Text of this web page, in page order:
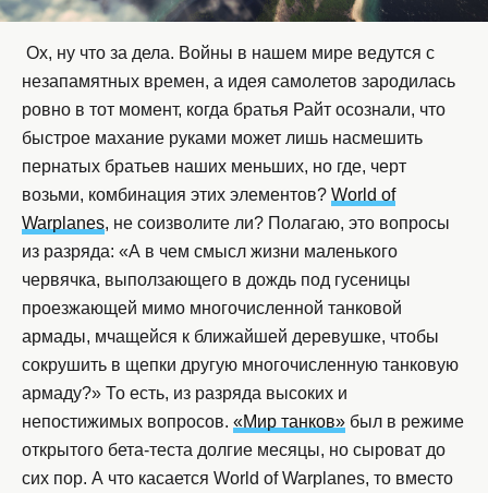
Ох, ну что за дела. Войны в нашем мире ведутся с
незапамятных времен, а идея самолетов зародилась
ровно в тот момент, когда братья Райт осознали, что
быстрое махание руками может лишь насмешить
пернатых братьев наших меньших, но где, черт
возьми, комбинация этих элементов? World of
Warplanes, не соизволите ли? Полагаю, это вопросы
из разряда: «А в чем смысл жизни маленького
червячка, выползающего в дождь под гусеницы
проезжающей мимо многочисленной танковой
армады, мчащейся к ближайшей деревушке, чтобы
сокрушить в щепки другую многочисленную танковую
армаду?» То есть, из разряда высоких и
непостижимых вопросов. «Мир танков» был в режиме
открытого бета-теста долгие месяцы, но сыроват до
сих пор. А что касается World of Warplanes, то вместо